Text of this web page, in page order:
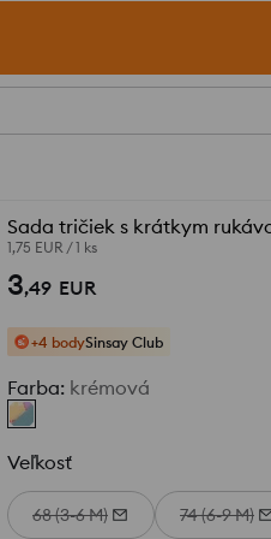
Sada tričiek s krátkym
1,75 EUR /1 ks
3,49 EUR
+4 bodySinsay Club
Farba: krémová
Veľkosť
68 (3-6 M) 74 (6-9 M)